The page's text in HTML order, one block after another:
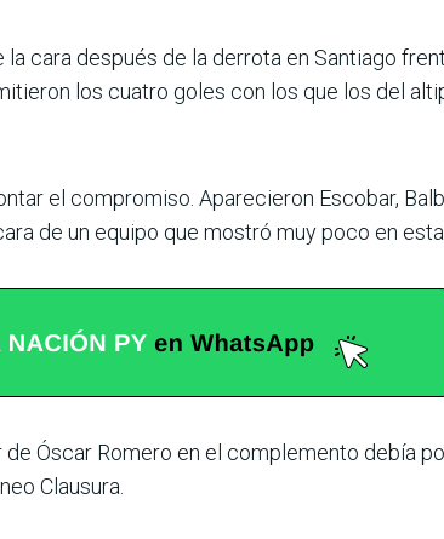
cara después de la derrota en Santiago
los cuatro goles con los que los del
el compromiso. Aparecieron Escobar,
de un equipo que mostró muy poco en
Óscar Romero en el complemento debía
Clausura.